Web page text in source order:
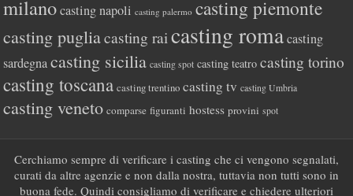
milano casting napoli casting palermo casting piemonte
casting pugliacasting raicasting roma casting
sardegna casting sicilia casting spot casting teatro casting torino
casting toscana casting trentino casting tv casting Umbria
casting veneto comparse figuranti hostess provini spot
Cerchiamo sempre di verificare i casting che ci vengono segnalati,
curati da altre agenzie e non dalla nostra, tuttavia non tutti sono in
buona fede. Quindi consigliamo di verificare e chiedere ulteriori